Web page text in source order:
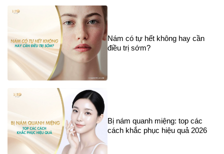
Nám có tự hết không hay cần
điều trị sớm?
Bị nám quanh miệng: top các
cách khắc phục hiệu quả 2026